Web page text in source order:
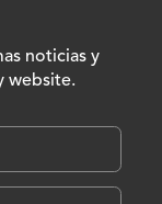
noticias y
website.